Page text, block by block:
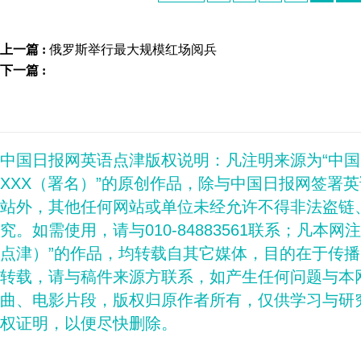
上一篇 : 俄罗斯举行最大规模红场阅兵
下一篇 :
中国日报网英语点津版权说明：凡注明来源为“中
XXX（署名）”的原创作品，除与中国日报网签署
站外，其他任何网站或单位未经允许不得非法盗
究。如需使用，请与010-84883561联系；凡本网
点津）”的作品，均转载自其它媒体，目的在于传
转载，请与稿件来源方联系，如产生任何问题与
曲、电影片段，版权归原作者所有，仅供学习与
权证明，以便尽快删除。